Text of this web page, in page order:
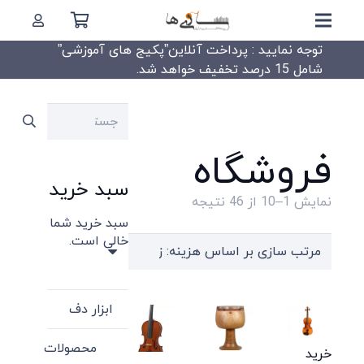
توجه نمایید : پرداخت آنلاین”پکیج های آموزشی”
شامل 15 درصد تخفیف خواهد شد.
فروشگاه
نمایش 1–10 از 46 نتیجه
price:
خرید
جستجو
سبد خرید
سبد خرید شما
خالی است.
ابزار دف
محصولات